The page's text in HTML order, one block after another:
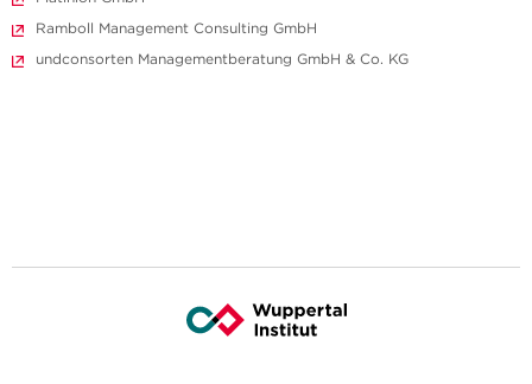
Ramboll Management Consulting GmbH
undconsorten Managementberatung GmbH & Co. KG